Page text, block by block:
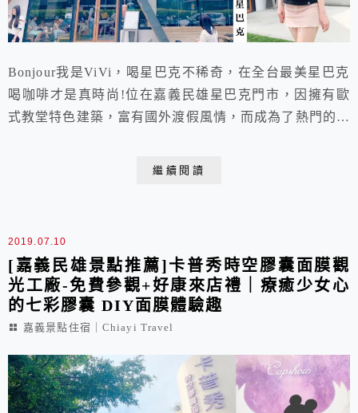
Bonjour我是ViVi，喝星巴克不稀奇，在全台最美星巴克
喝咖啡才是真時尚!位在嘉義民雄星巴克門市，因擁有歐
式教堂特色建築，富有國外渡假風情，而成為了熱門的嘉
繼續閱讀
2019.07.10
[嘉義民雄景點推薦]卡普秀時空膠囊面膜觀
光工廠-免費參觀+好康來店禮｜療癒少女心
的七彩膠囊 DIY面膜體驗趣
嘉義景點住宿｜Chiayi Travel